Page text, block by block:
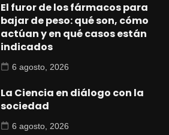
El furor de los fármacos para
bajar de peso: qué son, cómo
actúan y en qué casos están
indicados
6 agosto, 2026
La Ciencia en diálogo con la
sociedad
6 agosto, 2026